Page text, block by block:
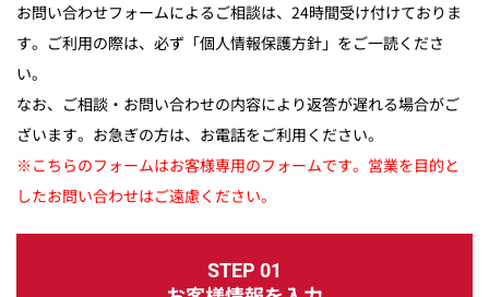
お問い合わせフォームによるご相談は、24時間受け付けておりま
す。ご利用の際は、必ず「個人情報保護方針」をご一読くださ
い。
なお、ご相談・お問い合わせの内容により返答が遅れる場合がご
ざいます。お急ぎの方は、お電話をご利用ください。
※こちらのフォームはお客様専用のフォームです。営業を目的と
したお問い合わせはご遠慮ください。
STEP 01